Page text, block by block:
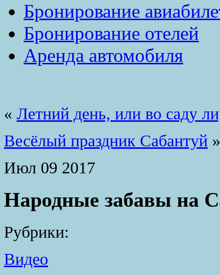
Бронирование
Бронирование отелей
Аренда автомобиля
« Летний день, или во саду
Весёлый праздник Сабантуй »
Июл 09 2017
Народные забавы на
Рубрики:
Видео